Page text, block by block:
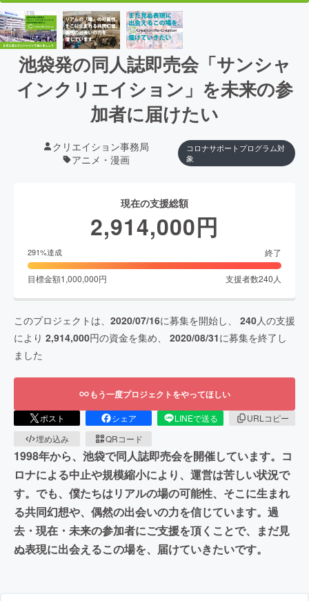
池袋発の同人誌即売会「サンシャ
インクリエイション」を未来の参
加者に届けたい
クリエイション事務局
アニメ・漫画
コロナサポートプログラム対
象
現在の支援総額
2,914,000円
291%達成 終了
目標金額1,000,000円 支援者数240 人
このプロジェクトは、 2020/07/16に募集を開始し、 240人の支援
により 2,914,000円の資金を集め、 2020/08/31に募集を終了し
ました
もう一度プロジェクトをやってほしい
ポスト シェア LINEで送る
URLコピー
埋め込み
QRコード
1998年から、池袋で同人誌即売会を開催しています。コ
ロナによる中止や規模縮小により、運営は苦しい状況で
す。でも、僕たちはリアルの場の可能性、そこに生まれ
る共同幻想や、偶然の出会いの力を信じています。過
去・現在・未来の参加者にご支援を頂くことで、まだ見
ぬ表現に出会えるこの場を、届けていきたいです。